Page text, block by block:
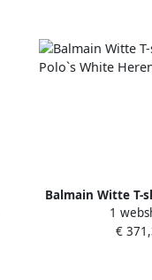
Balmain Witte T-
White
1
€